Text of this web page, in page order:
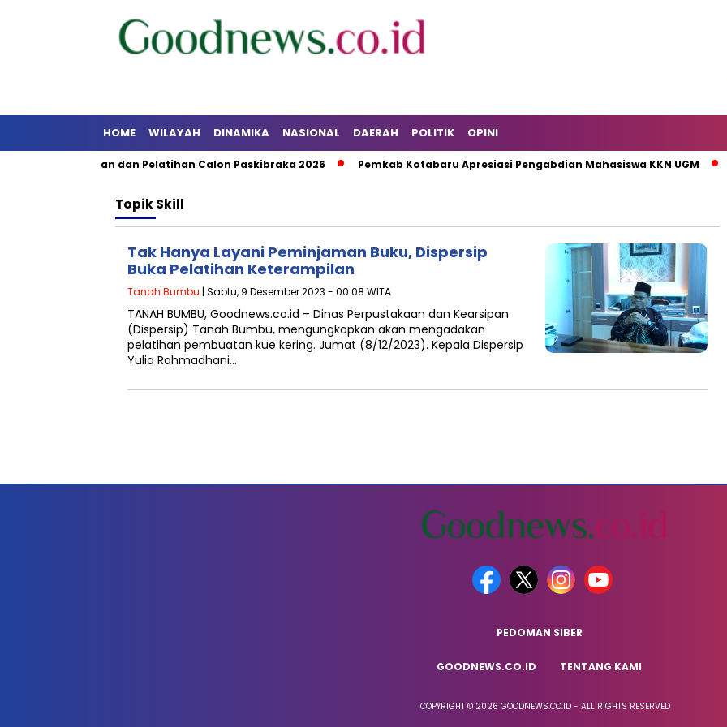
HOME WILAYAH DINAMIKA NASIONAL DAERAH POLITIK OPINI
Pendidikan dan Pelatihan Calon Paskibraka 2026 Pemkab Kotabaru Apresiasi Pengabdian Mahasiswa KKN UGM
TopikSkill
Tak Hanya Layani Peminjaman Buku, Dispersip
Buka Pelatihan Keterampilan
Tanah Bumbu | Sabtu, 9 Desember 2023 - 00:08 WITA
TANAH BUMBU, Goodnews.co.id – Dinas Perpustakaan dan Kearsipan
(Dispersip) Tanah Bumbu, mengungkapkan akan mengadakan
pelatihan pembuatan kue kering. Jumat (8/12/2023). Kepala Dispersip
Yulia Rahmadhani…
PEDOMAN SIBER
GOODNEWS.CO.ID TENTANG KAMI
COPYRIGHT © 2026 GOODNEWS.CO.ID - ALL RIGHTS RESERVED